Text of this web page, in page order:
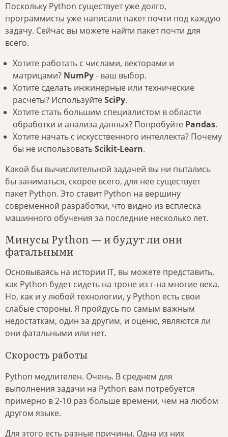
Поскольку Python существует уже долго,
программисты уже написали пакет почти под каждую
задачу. Сейчас вы можете найти пакет почти для
всего.
Хотите работать с числами, векторами и
матрицами? NumPy- ваш выбор.
Хотите сделать инжинерные или технические
расчеты? ИспользуйтеSciPy.
Хотите стать большим специалистом в области
обработки и анализа данных? Попробуйте Pandas.
Хотите начать с искусственного интеллекта? Почему
бы не использоватьScikit-Learn.
Какой бы вычислительной задачей вы ни пытались
бы заниматься, скорее всего, для нее существует
пакет Python. Это ставит Python на вершину
современной разработки, что видно из всплеска
машинного обучения за последние несколько лет.
Минусы Python — и будут ли они
фатальными
Основываясь на истории IT, вы можете представить,
как Python будет сидеть на троне из г-на многие века.
Но, как и у любой технологии, у Python есть свои
слабые стороны. Я пройдусь по самым важным
недостаткам, один за другим, и оценю, являются ли
они фатальными или нет.
Скорость работы
Python медлителен. Очень. В среднем для
выполнения задачи на Python вам потребуется
примерно в 2-10 раз больше времени, чем на любом
другом языке.
Для этого есть разные причины. Одна из них